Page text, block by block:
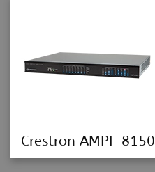
Crestron AMPI-8150